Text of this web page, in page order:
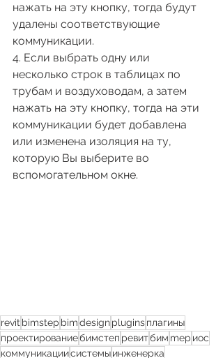
нажать на эту кнопку, тогда будут
удалены соответствующие
коммуникации.
4. Если выбрать одну или
несколько строк в таблицах по
трубам и воздуховодам, а затем
нажать на эту кнопку, тогда на эти
коммуникации будет добавлена
или изменена изоляция на ту,
которую Вы выберите во
вспомогательном окне.
revit bimstep bimdesignpluginsплагины
проектированиебимстеп ревитбим mep иос
коммуникациисистемыинженерка